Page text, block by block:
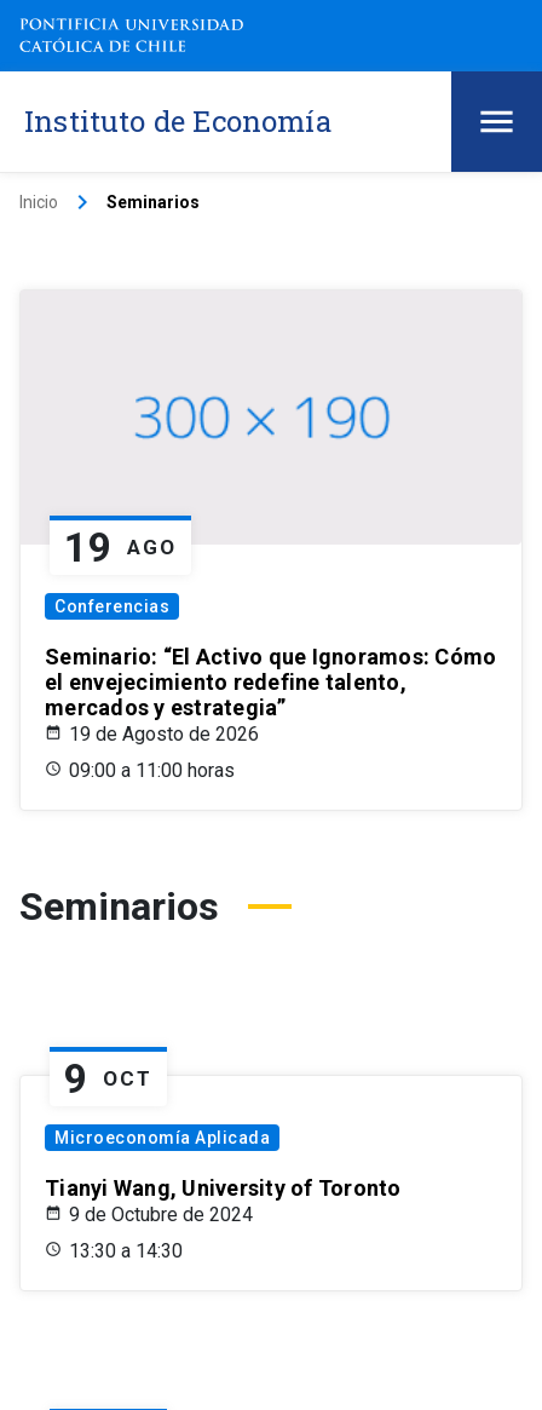
Instituto de Economía
Inicio keyboard_arrow_right Seminarios
19 AGO
Conferencias
Seminario: “El Activo que Ignoramos: Cómo
el envejecimiento redefine talento,
mercados y estrategia”
19 de Agosto de 2026
09:00 a 11:00 horas
Seminarios
9 OCT
Microeconomía Aplicada
Tianyi Wang, University of Toronto
9 de Octubre de 2024
13:30 a 14:30